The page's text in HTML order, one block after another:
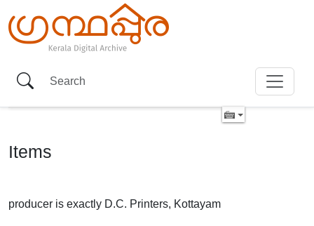
Items
producer is exactly D.C. Printers, Kottayam